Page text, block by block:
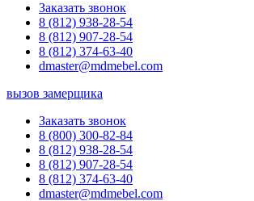
Заказать звонок
8 (812) 938-28-54
8 (812) 907-28-54
8 (812) 374-63-40
dmaster@mdmebel.com
вызов замерщика
Заказать звонок
8 (800) 300-82-84
8 (812) 938-28-54
8 (812) 907-28-54
8 (812) 374-63-40
dmaster@mdmebel.com